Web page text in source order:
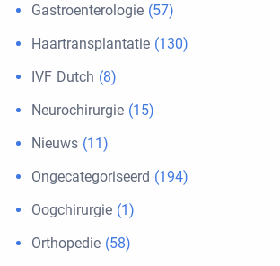
Gastroenterologie (57)
Haartransplantatie (130)
IVF Dutch (8)
Neurochirurgie (15)
Nieuws (11)
Ongecategoriseerd (194)
Oogchirurgie (1)
Orthopedie (58)